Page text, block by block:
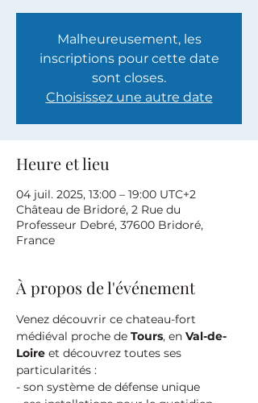
Malheureusement, les
inscriptions pour cette date
sont closes.
Choisissez une autre date
Heure et lieu
04 juil. 2025, 13:00 – 19:00 UTC+2
Château de Bridoré, 2 Rue du
Professeur Debré, 37600 Bridoré,
France
À propos de l'événement
Venez découvrir ce chateau-fort
médiéval proche de Tours, en Val-de-
Loire et découvrez toutes ses
particularités :
- son système de défense unique